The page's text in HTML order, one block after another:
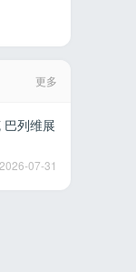
更多
巴列维展
2026-07-31